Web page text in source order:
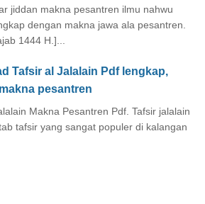
jiddan makna pesantren ilmu nahwu
dengan makna jawa ala pesantren.
1444 H.]...
Tafsir al Jalalain Pdf lengkap,
pesantren
Makna Pesantren Pdf. Tafsir jalalain
tafsir yang sangat populer di kalangan